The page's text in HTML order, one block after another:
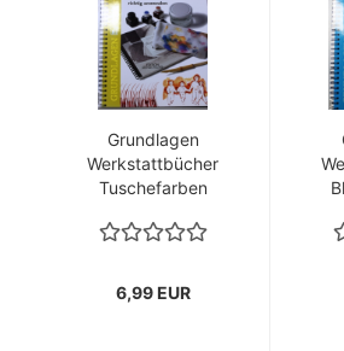
Grundlagen
Werkstattbücher
Tuschefarben
6,99 EUR